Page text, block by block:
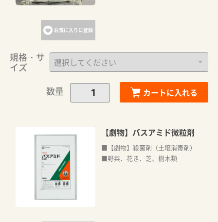
お気に入りに登録
規格・サ
イズ
数量
カートに入れる
【劇物】バスアミド微粒剤
■【劇物】殺菌剤（土壌消毒剤）
■野菜、花き、芝、樹木類